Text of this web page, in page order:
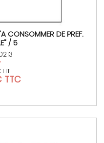
CONSOMMER DE PREF.
/ 5
HT
TTC